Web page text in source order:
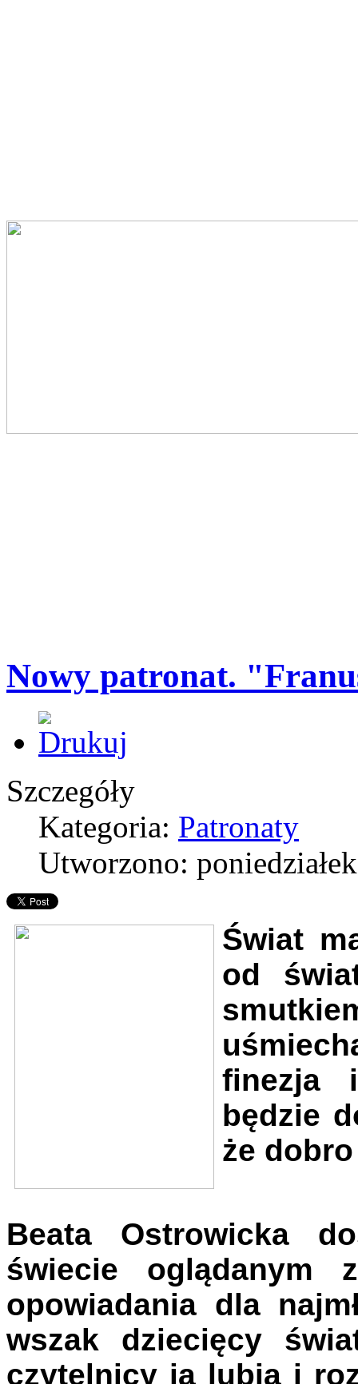
Nowy patronat.
Szczegóły
Kategoria: Patronaty
Utworzono:
Świat
od
finezja
będzie
że
Beata Ostrowicka
świecie oglądanym
opowiadania dla
wszak dziecięcy
czytelnicy ją lubią i